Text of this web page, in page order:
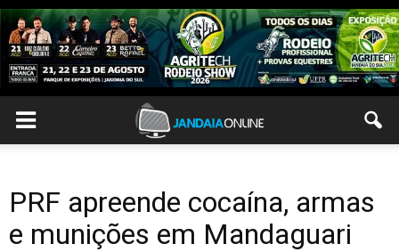
PRF apreende cocaína, armas
e munições em Mandaguari